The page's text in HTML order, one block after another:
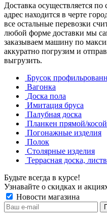
Доставка осуществляется по
адрес находится в черте
все остальные перевозки
любой форме доставки мы
заказываем машину по
аккуратно погрузим и
выгрузить.
Брусок
Вагонка
Доска пола
Имитация бруса
Палубная доска
Планкен прямой/косой
Погонажные изделия
Полок
Столярные изделия
Террасная доска,
Будьте всегда в курсе!
Узнавайте о скидках и
Новости магазина